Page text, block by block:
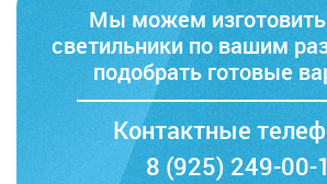
Мы можем
светильники по вашим
подобрать готовые
Контактные
8 (925) 249-00-